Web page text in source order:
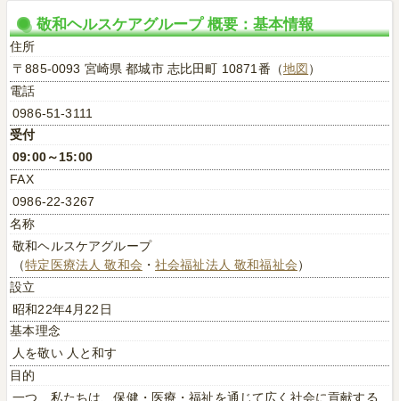
敬和ヘルスケアグループ 概要：基本情報
住所
〒885-0093 宮崎県 都城市 志比田町 10871番（地図 ）
電話
0986-51-3111
受付
09:00～15:00
FAX
0986-22-3267
名称
敬和ヘルスケアグループ
（特定医療法人 敬和会 ・社会福祉法人 敬和福祉会）
設立
昭和22年4月22日
基本理念
人を敬い 人と和す
目的
一つ、私たちは、保健・医療・福祉を通じて広く社会に貢献する